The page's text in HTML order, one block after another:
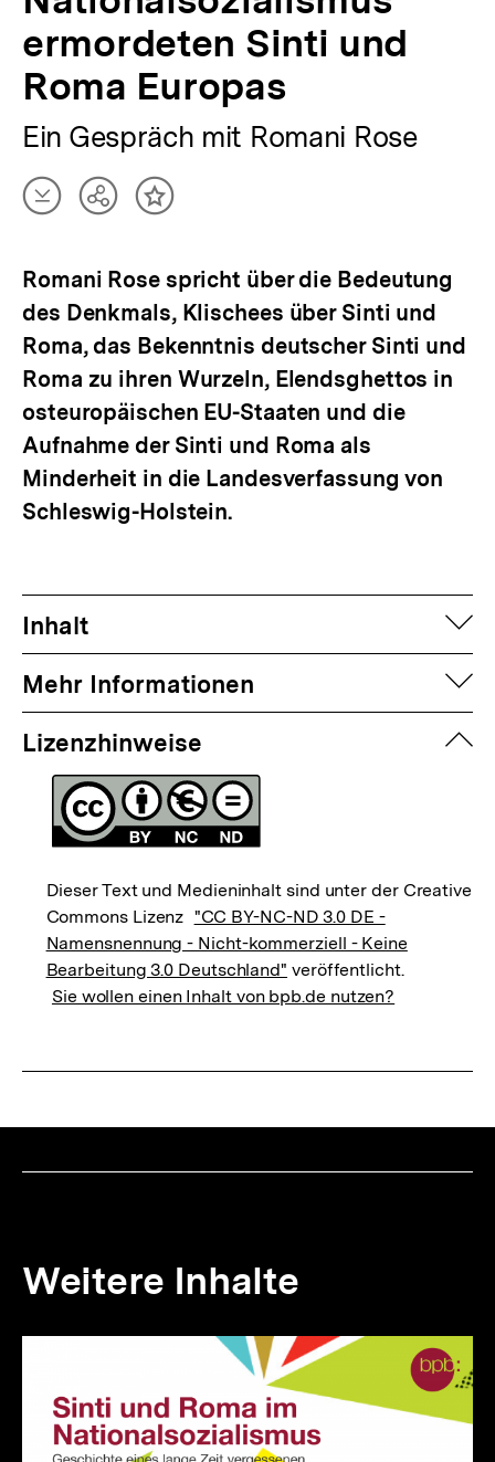
ermordeten Sinti und
Roma Europas
Ein Gespräch mit Romani Rose
Artikel
herunterladen
TeilenInhalt
Romani Rose spricht über die Bedeutung
des Denkmals, Klischees über Sinti und
Roma, das Bekenntnis deutscher Sinti und
Roma zu ihren Wurzeln, Elendsghettos in
osteuropäischen EU-Staaten und die
Aufnahme der Sinti und Roma als
Minderheit in die Landesverfassung von
Schleswig-Holstein.
Inhalt
Mehr Informationen
Lizenzhinweise
Dieser Text und Medieninhalt sind unter der Creative
Commons Lizenz "CC BY-NC-ND 3.0 DE -
Namensnennung - Nicht-kommerziell - Keine
Bearbeitung 3.0 Deutschland" veröffentlicht.
Sie wollen einen Inhalt von bpb.de nutzen?
Weitere Inhalte
weitere
Inhalte